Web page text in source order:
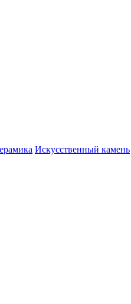
Искусственный камень